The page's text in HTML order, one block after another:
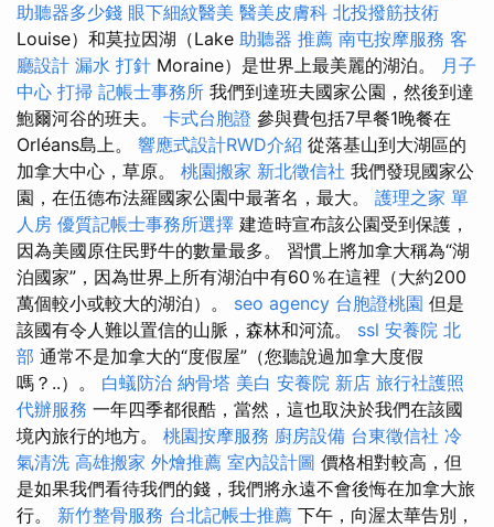
助聽器多少錢 眼下細紋醫美 醫美皮膚科 北投撥筋技術
Louise）和莫拉因湖（Lake 助聽器 推薦 南屯按摩服務 客
廳設計 漏水 打針 Moraine）是世界上最美麗的湖泊。 月子
中心 打掃 記帳士事務所 我們到達班夫國家公園，然後到達
鮑爾河谷的班夫。 卡式台胞證 參與費包括7早餐1晚餐在
Orléans島上。 響應式設計RWD介紹 從落基山到大湖區的
加拿大中心，草原。 桃園搬家 新北徵信社 我們發現國家公
園，在伍德布法羅國家公園中最著名，最大。 護理之家 單
人房 優質記帳士事務所選擇 建造時宣布該公園受到保護，
因為美國原住民野牛的數量最多。 習慣上將加拿大稱為“湖
泊國家”，因為世界上所有湖泊中有60％在這裡（大約200
萬個較小或較大的湖泊）。 seo agency 台胞證桃園 但是
該國有令人難以置信的山脈，森林和河流。 ssl 安養院 北
部 通常不是加拿大的“度假屋”（您聽說過加拿大度假
嗎？..）。 白蟻防治 納骨塔 美白 安養院 新店 旅行社護照
代辦服務 一年四季都很酷，當然，這也取決於我們在該國
境內旅行的地方。 桃園按摩服務 廚房設備 台東徵信社 冷
氣清洗 高雄搬家 外燴推薦 室內設計圖 價格相對較高，但
是如果我們看待我們的錢，我們將永遠不會後悔在加拿大旅
行。 新竹整骨服務 台北記帳士推薦 下午，向渥太華告別，